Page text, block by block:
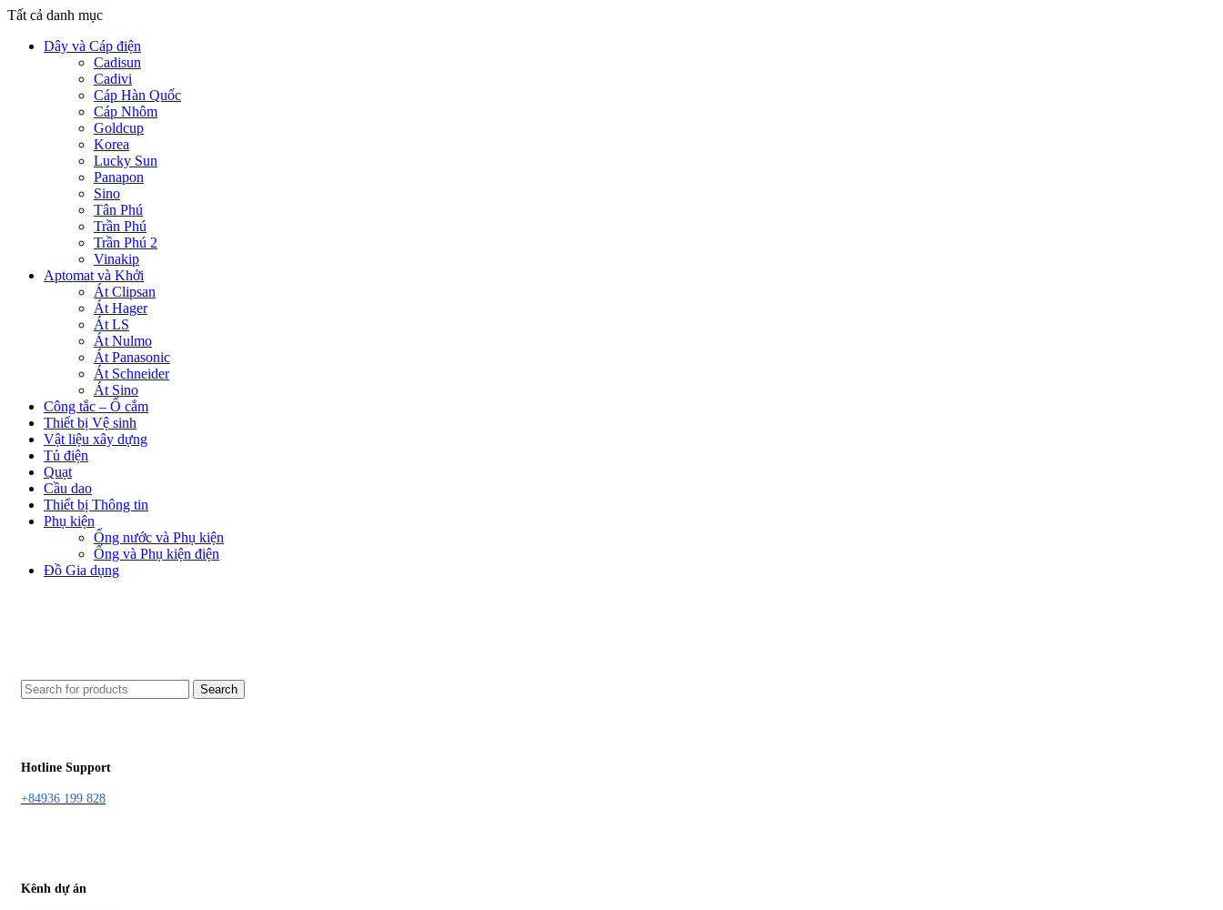
Tất cả danh mục
Dây và Cáp điện
Cadisun
Cadivi
Cáp Hàn Quốc
Cáp Nhôm
Goldcup
Korea
Lucky Sun
Panapon
Sino
Tân Phú
Trần Phú
Trần Phú 2
Vinakip
Aptomat và Khởi
Át Clipsan
Át Hager
Át LS
Át Nulmo
Át Panasonic
Át Schneider
Át Sino
Công tắc – Ổ cắm
Thiết bị Vệ sinh
Vật liệu xây dựng
Tủ điện
Quạt
Cầu dao
Thiết bị Thông tin
Phụ kiện
Ống nước và Phụ kiện
Ống và Phụ kiện điện
Đồ Gia dụng
Search
Hotline Support
+84936 199 828
Kênh dự án